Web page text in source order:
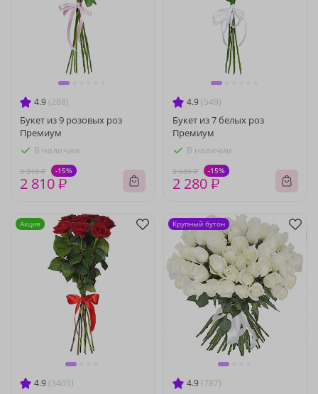
4.9 (288)
Букет из 9 розовых роз
Премиум
В наличии
3 310 ₽ -15%
2 810 ₽
4.9 (549)
Букет из 7 белых роз
Премиум
В наличии
2 680 ₽ -15%
2 280 ₽
4.9 (3405)
Акция
4.9 (787)
Крупный бутон